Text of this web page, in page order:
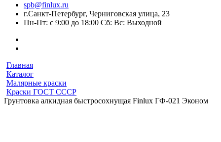
spb@finlux.ru
г.Санкт-Петербург, Черниговская улица, 23
Пн-Пт: с 9:00 до 18:00 Сб: Вс: Выходной
Главная
Каталог
Малярные краски
Краски ГОСТ СССР
Грунтовка алкидная быстросохнущая Finlux ГФ-021 Эконом